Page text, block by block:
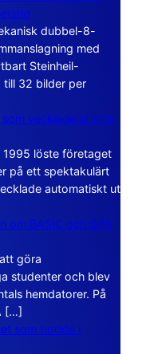
dubbel-8-
med
Steinheil-
till 32 bilder per
vecklade ut sina
1995 löste företaget
på ett spektakulärt
automatiskt ut
om BASIC och GFA
göra
studenter och blev
hemdatorer. På
[…]
som bodde i